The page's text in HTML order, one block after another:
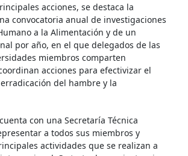
acciones, se destaca la
convocatoria anual de investigaciones
a la Alimentación y de un
por año, en el que delegados de las
miembros comparten
acciones para efectivizar el
del hambre y la
con una Secretaría Técnica
a todos sus miembros y
actividades que se realizan a